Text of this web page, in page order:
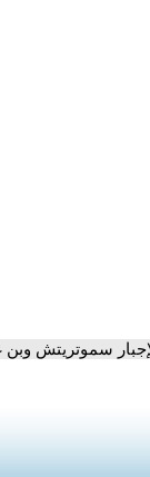
سموتريتش وبن